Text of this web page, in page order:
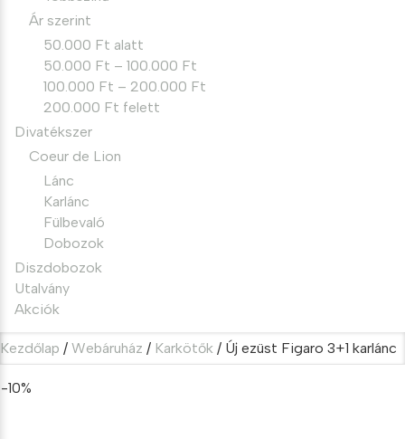
Ár szerint
50.000 Ft alatt
50.000 Ft – 100.000 Ft
100.000 Ft – 200.000 Ft
200.000 Ft felett
Divatékszer
Coeur de Lion
Lánc
Karlánc
Fülbevaló
Dobozok
Diszdobozok
Utalvány
Akciók
Kezdőlap / Webáruház / Karkötők / Új ezüst Figaro 3+1 karlánc
-10%